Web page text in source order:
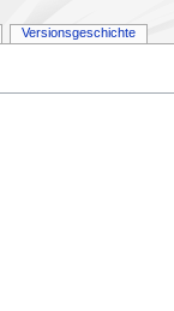
Versionsgeschichte